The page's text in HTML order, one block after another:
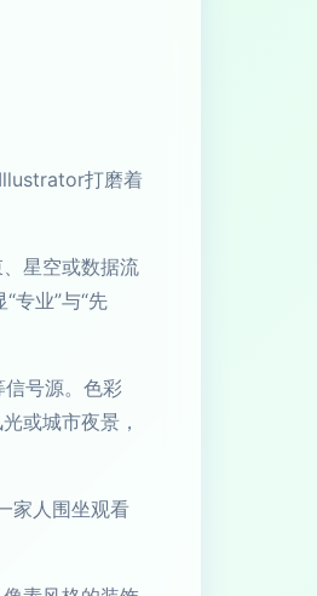
打磨着
星空或数据流
专业”与“先
号源。色彩
或城市夜景，
家人围坐观看